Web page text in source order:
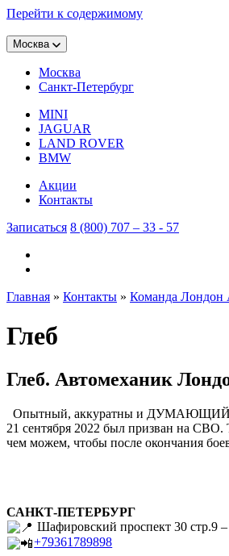
Перейти к содержимому
Москва
Москва
Санкт-Петербург
MINI
JAGUAR
LAND ROVER
BMW
Акции
Контакты
Записаться 8 (800) 707 – 33 - 57
Главная » Контакты » Команда Лондон
Глеб
Глеб. Автомеханик
Опытный, аккуратны и ДУМАЮЩИЙ
21 сентября 2022 был призван на СВО.
чем можем, чтобы после окончания
САНКТ-ПЕТЕРБУРГ
Шафировский проспект 30 стр.9
+79361789898